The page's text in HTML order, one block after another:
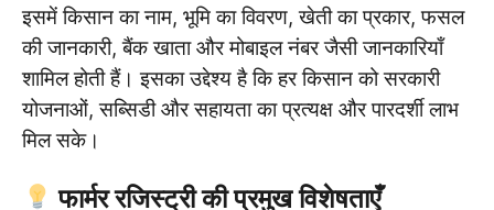
इसमें किसान का नाम, भूमि का विवरण, खेती का प्रकार, फसल
की जानकारी, बैंक खाता और मोबाइल नंबर जैसी जानकारियाँ
शामिल होती हैं। इसका उद्देश्य है कि हर किसान को सरकारी
योजनाओं, सब्सिडी और सहायता का प्रत्यक्ष और पारदर्शी लाभ
मिल सके।
फार्मर रजिस्ट्री की प्रमुख विशेषताएँ